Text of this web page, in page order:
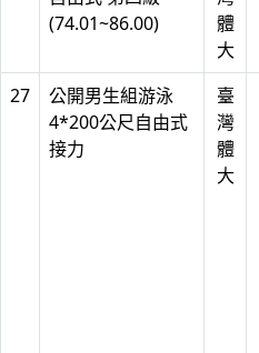
(74.01~86.00)
體
大
27
公開男生組游泳
4*200公尺自由式
接力
臺
灣
體
大